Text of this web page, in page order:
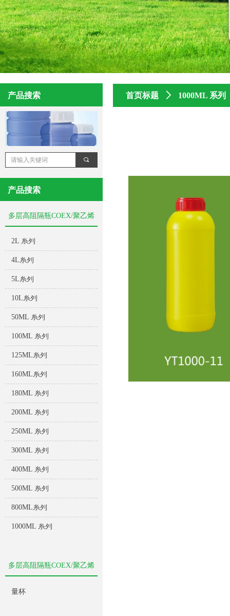
首页标题 ꄲ 1000ML 系列
끠
产品搜索
产品搜索
多层高阻隔瓶COEX/聚乙烯
2L 系列
4L系列
5L系列
10L系列
50ML 系列
100ML 系列
125ML系列
160ML系列
180ML 系列
200ML 系列
250ML 系列
300ML 系列
400ML 系列
500ML 系列
800ML系列
1000ML 系列
多层高阻隔瓶COEX/聚乙烯
量杯